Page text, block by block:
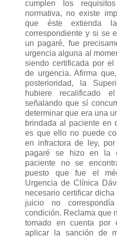
cumplen los
normativa, no existe
que éste extienda
correspondiente y si se
un pagaré, fue
urgencia alguna al
siendo certificada por
de urgencia. Afirma
posterioridad, la
hubiere recalificado
señalando que sí
determinar que era una
brindada al paciente en
es que ello no puede
en infractora de ley,
pagaré se hizo en la
paciente no se
puesto que fue el
Urgencia de Clínica
necesario certificar
juicio no
condición. Reclama que
tomado en cuenta por
aplicar la sanción de